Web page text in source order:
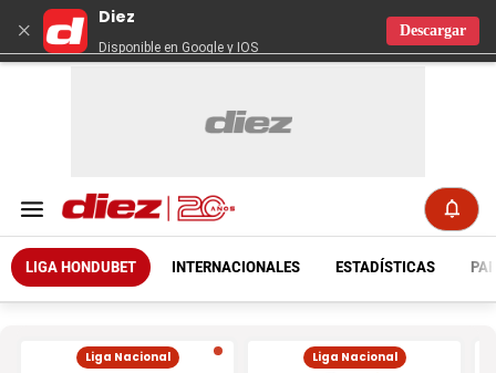
×
Diez
Disponible en Google y IOS
Descargar
LIGA HONDUBET INTERNACIONALES ESTADÍSTICAS
Liga Nacional Liga Nacional